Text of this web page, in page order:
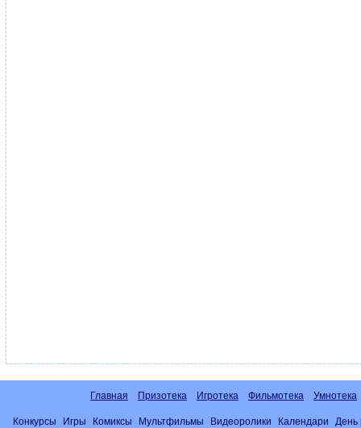
Главная Призотека Игротека Фильмотека Умнотека
Конкурсы Игры Комиксы Мультфильмы Видеоролики Календари
День